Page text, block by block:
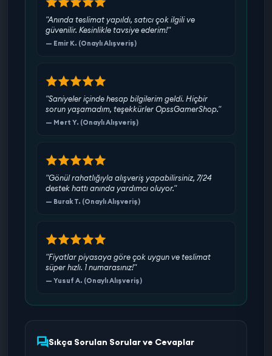
"Anında teslimat yapıldı, satıcı çok ilgili ve
güvenilir. Kesinlikle tavsiye ederim!"
— Emir K. (Onaylı Alışveriş)
"Saniyeler içinde hesap bilgilerim geldi. Hiçbir
sorun yaşamadım, teşekkürler OpssGamerShop."
— Mert Y. (Onaylı Alışveriş)
"Gönül rahatlığıyla alışveriş yapabilirsiniz, 7/24
destek hattı anında yardımcı oluyor."
— Burak T. (Onaylı Alışveriş)
"Fiyatlar piyasaya göre çok uygun ve teslimat
süper hızlı. 1 numarasınız!"
— Yusuf A. (Onaylı Alışveriş)
Sıkça Sorulan Sorular ve Cevaplar